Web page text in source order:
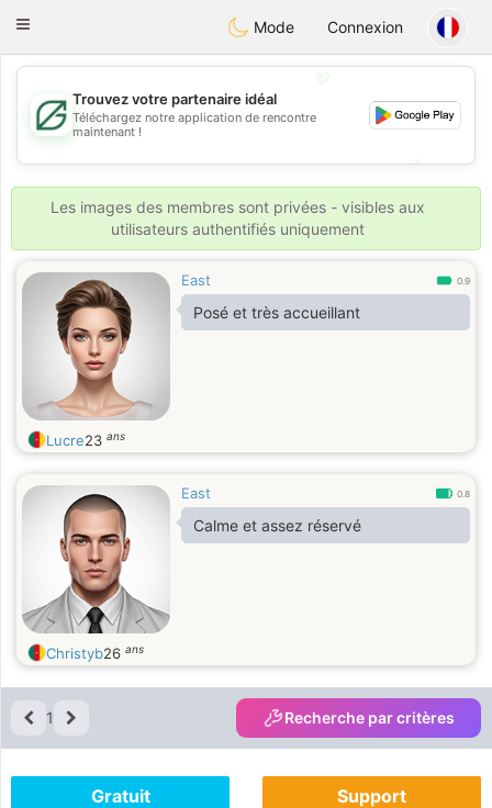
Gulf Dating
Toggle
Mode Connexion
💖
💕
💕
Trouvez votre partenaire idéal
Téléchargez notre application de rencontre
maintenant !
Les images des membres sont privées - visibles aux
utilisateurs authentifiés uniquement
East 0.9
Posé et très accueillant
Lucre23 ans
East 0.8
Calme et assez réservé
Christyb26 ans
1 Recherche par critères
Gratuit Support